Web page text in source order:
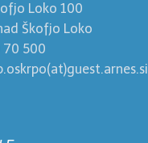
Loko 100
Škofjo Loko
70 500